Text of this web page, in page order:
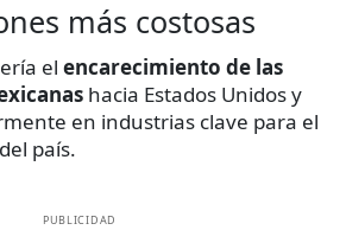
más costosas
el encarecimiento de las
hacia Estados Unidos y
en industrias clave para el
país.
PUBLICIDAD